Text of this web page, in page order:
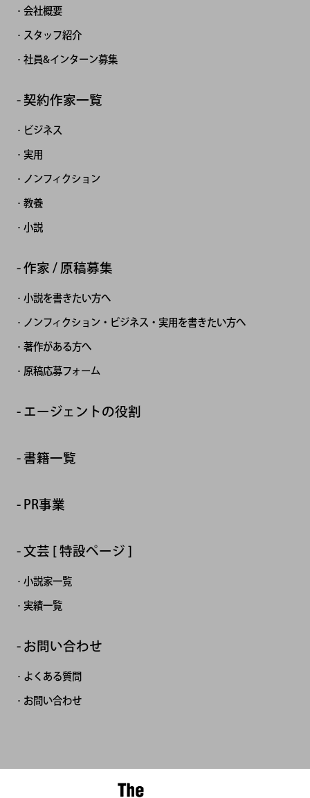
会社概要
スタッフ紹介
社員&インターン募集
契約作家一覧
ビジネス
実用
ノンフィクション
教養
小説
作家 / 原稿募集
小説を書きたい方へ
ノンフィクション・ビジネス・実用を書きたい方へ
著作がある方へ
原稿応募フォーム
エージェントの役割
書籍一覧
PR事業
文芸 [ 特設ページ ]
小説家一覧
実績一覧
お問い合わせ
よくある質問
お問い合わせ